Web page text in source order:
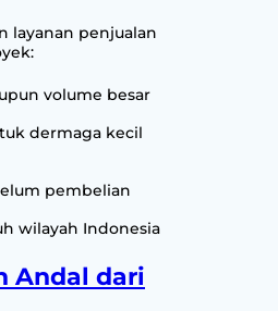
layanan penjualan
volume besar
dermaga kecil
pembelian
wilayah Indonesia
Andal dari